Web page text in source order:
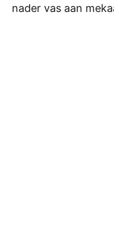
nader vas aan